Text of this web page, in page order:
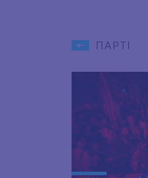
ΠΑΡΤΙ